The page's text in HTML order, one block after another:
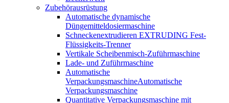
Zubehörausrüstung
Automatische dynamische
Düngemitteldosiermaschine
Schneckenextrudieren EXTRUDING Fest-
Flüssigkeits-Trenner
Vertikale Scheibenmisch-Zuführmaschine
Lade- und Zuführmaschine
Automatische
VerpackungsmaschineAutomatische
Verpackungsmaschine
Quantitative Verpackungsmaschine mit